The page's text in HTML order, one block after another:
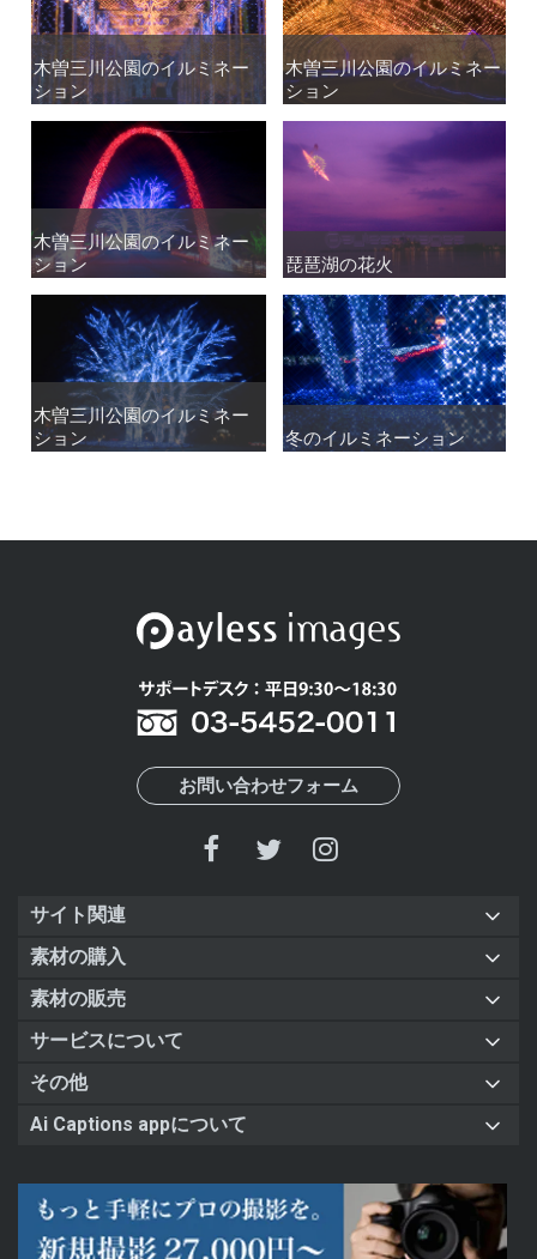
木曽三川公園のイルミネー
ション
木曽三川公園のイルミネー
ション
木曽三川公園のイルミネー
ション
木曽三川公園のイルミネー
ション
木曽三川公園のイルミネー
ション
木曽三川公園のイルミネー
ション
琵琶湖の花火
琵琶湖の花火
木曽三川公園のイルミネー
ション
木曽三川公園のイルミネー
ション
冬のイルミネーション
冬のイルミネーション
お問い合わせフォーム
サイト関連
素材の購入
素材の販売
サービスについて
その他
Ai Captions appについて